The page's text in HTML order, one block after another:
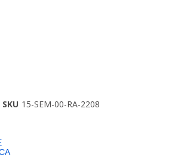
15-SEM-00-RA-2208